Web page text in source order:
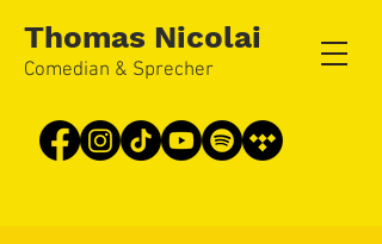
Thomas Nicolai
Comedian & Sprecher